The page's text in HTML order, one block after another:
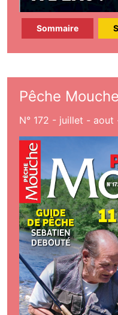
Sommaire
Pêche Mouche
N° 172 - juillet -